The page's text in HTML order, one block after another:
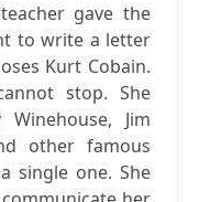
gave the
to write a letter
Kurt Cobain.
stop. She
Jim
other famous
single one. She